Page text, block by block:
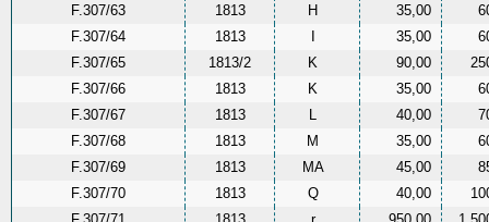
F.307/63
1813 H 35,00
F.307/64
1813 I 35,00
F.307/65
1813/2 K 90,00
F.307/66
1813 K 35,00
F.307/67
1813 L 40,00
F.307/68
1813 M 35,00
F.307/69
1813 MA 45,00
F.307/70
1813 Q 40,00